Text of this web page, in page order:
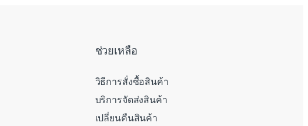
ช่วยเหลือ
วิธีการสั่งซื้อสินค้า
บริการจัดส่งสินค้า
เปลี่ยนคืนสินค้า